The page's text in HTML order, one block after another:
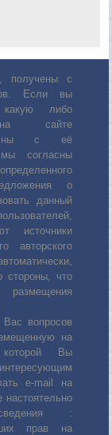
получены с
Если вы
либо
сайте
с её
согласны
о
данный
источники
авторского
стороны, что
вопросов
на
которой Вы
е-mail на
:
прав на